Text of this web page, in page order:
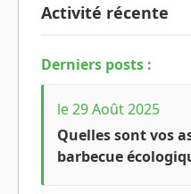
Activité récente
Derniers posts :
le 29 Août 2025
Quelles sont vos
barbecue